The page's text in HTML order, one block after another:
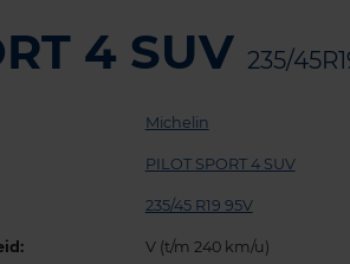
4 SUV 235/
Michelin
PILOT SPORT 4 SUV
235/45 R19 95V
V (t/m 240 km/u)